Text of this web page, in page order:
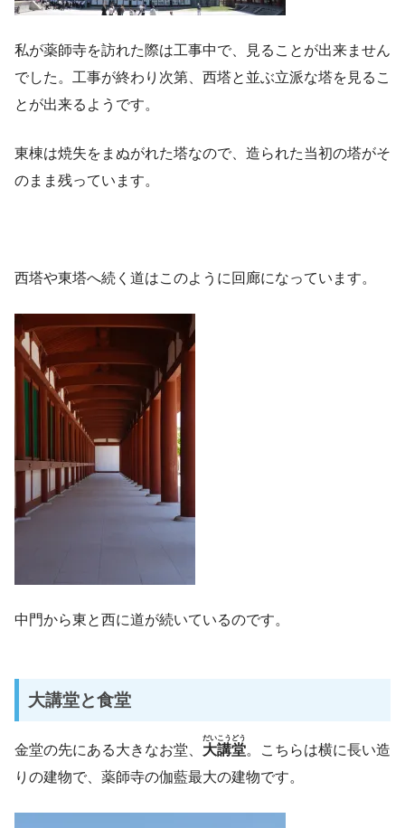
私が薬師寺を訪れた際は工事中で、見ることが出来ません
でした。工事が終わり次第、西塔と並ぶ立派な塔を見るこ
とが出来るようです。
東棟は焼失をまぬがれた塔なので、造られた当初の塔がそ
のまま残っています。
西塔や東塔へ続く道はこのように回廊になっています。
中門から東と西に道が続いているのです。
大講堂と食堂
金堂の先にある大きなお堂、 大講堂
だいこうどう
。こちらは横に長い造
りの建物で、薬師寺の伽藍最大の建物です。